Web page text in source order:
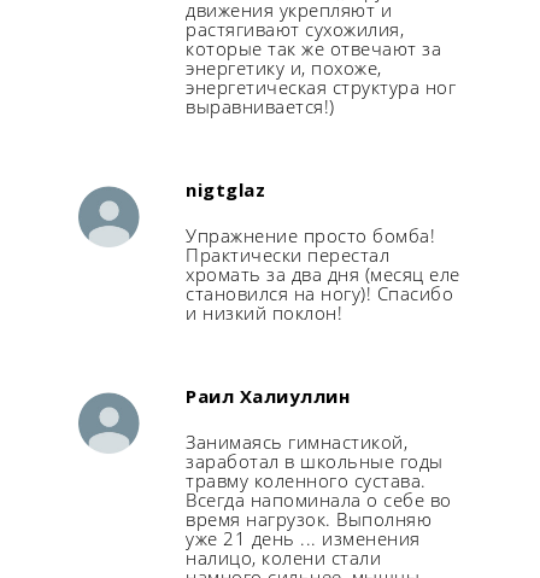
движения укрепляют и
растягивают сухожилия,
которые так же отвечают за
энергетику и, похоже,
энергетическая структура ног
выравнивается!)
nigtglaz
Упражнение просто бомба!
Практически перестал
хромать за два дня (месяц еле
становился на ногу)! Спасибо
и низкий поклон!
Раил Халиуллин
Занимаясь гимнастикой,
заработал в школьные годы
травму коленного сустава.
Всегда напоминала о себе во
время нагрузок. Выполняю
уже 21 день ... изменения
налицо, колени стали